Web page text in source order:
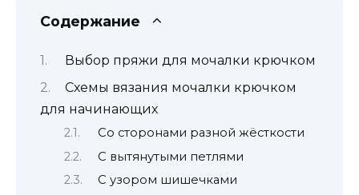
Содержание
Выбор пряжи для мочалки крючком
Схемы вязания мочалки крючком
для начинающих
Со сторонами разной жёсткости
С вытянутыми петлями
С узором шишечками